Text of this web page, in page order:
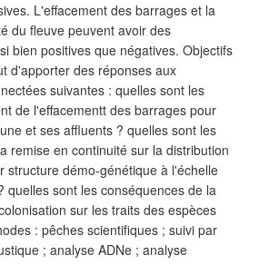
L'effacement des barrages et la
du fleuve peuvent avoir des
bien positives que négatives. Objectifs
d'apporter des réponses aux
suivantes : quelles sont les
de l'effacementt des barrages pour
et ses affluents ? quelles sont les
remise en continuité sur la distribution
structure démo-génétique à l'échelle
quelles sont les conséquences de la
sur les traits des espèces
: pêches scientifiques ; suivi par
; analyse ADNe ; analyse